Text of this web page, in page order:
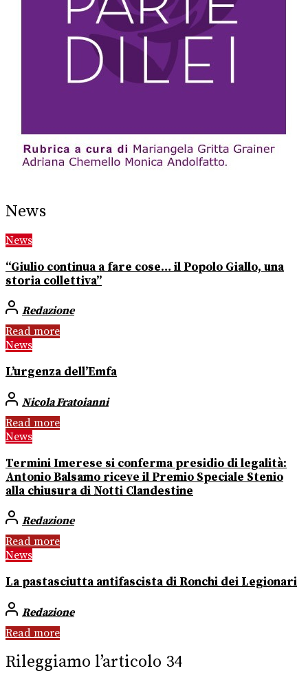
News
News
“Giulio continua a fare cose… il Popolo Giallo, una
storia collettiva”
Redazione
Read more
News
L’urgenza dell’Emfa
Nicola Fratoianni
Read more
News
Termini Imerese si conferma presidio di legalità:
Antonio Balsamo riceve il Premio Speciale Stenio
alla chiusura di Notti Clandestine
Redazione
Read more
News
La pastasciutta antifascista di Ronchi dei Legionari
Redazione
Read more
Rileggiamo l’articolo 34